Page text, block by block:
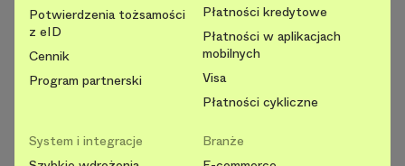
Potwierdzenia tożsamości
z eID
Cennik
Program partnerski
Płatności kredytowe
Płatności w aplikacjach
mobilnych
Visa
Płatności cykliczne
System i integracje
Branże